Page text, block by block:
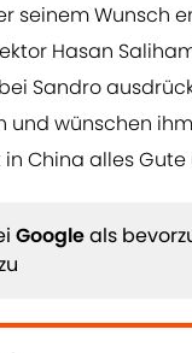
seinem Wunsch
Hasan
Sandro
und wünschen
China alles Gute
Googleals